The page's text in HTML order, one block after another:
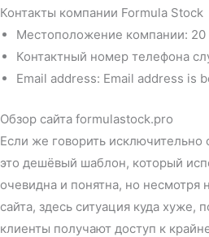
Контакты компании Formula Stock
Местоположение компании: 20
Контактный номер телефона
Email address: Email address is
Обзор сайта formulastock.pro
Если же говорить исключительно
это дешёвый шаблон, который
очевидна и понятна, но
сайта, здесь ситуация куда
клиенты получают доступ к